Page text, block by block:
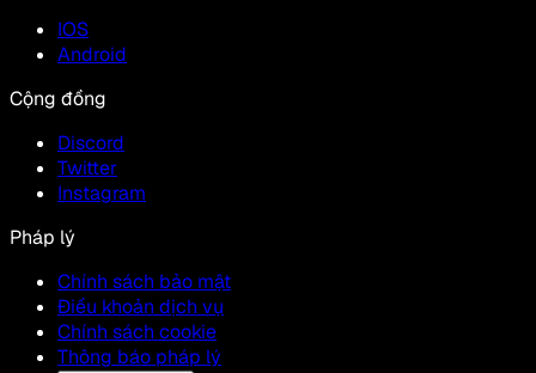
IOS
Android
Cộng đồng
Discord
Twitter
Instagram
Pháp lý
Chính sách bảo mật
Điều khoản dịch vụ
Chính sách cookie
Thông báo pháp lý